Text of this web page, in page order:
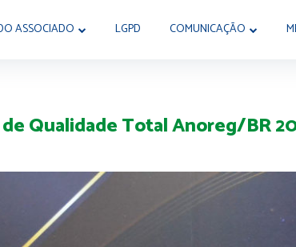
ASSOCIADO LGPD COMUNICAÇÃO
Qualidade Total Anoreg/BR